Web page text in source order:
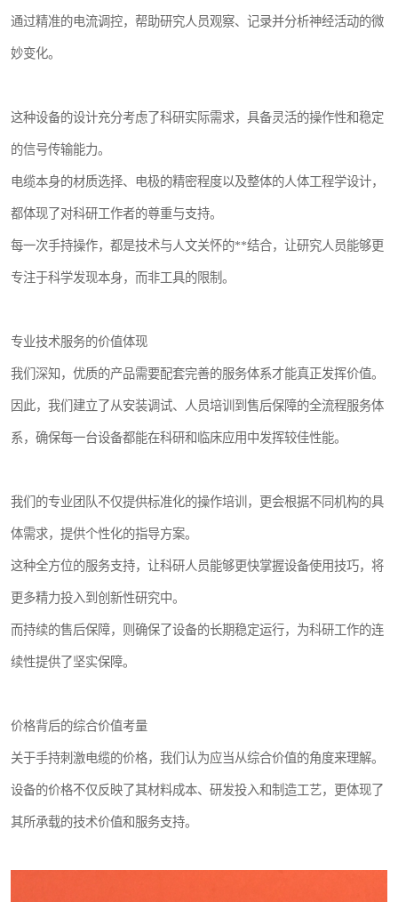
通过精准的电流调控，帮助研究人员观察、记录并分析神经活动的微
妙变化。
这种设备的设计充分考虑了科研实际需求，具备灵活的操作性和稳定
的信号传输能力。
电缆本身的材质选择、电极的精密程度以及整体的人体工程学设计，
都体现了对科研工作者的尊重与支持。
每一次手持操作，都是技术与人文关怀的**结合，让研究人员能够更
专注于科学发现本身，而非工具的限制。
专业技术服务的价值体现
我们深知，优质的产品需要配套完善的服务体系才能真正发挥价值。
因此，我们建立了从安装调试、人员培训到售后保障的全流程服务体
系，确保每一台设备都能在科研和临床应用中发挥较佳性能。
我们的专业团队不仅提供标准化的操作培训，更会根据不同机构的具
体需求，提供个性化的指导方案。
这种全方位的服务支持，让科研人员能够更快掌握设备使用技巧，将
更多精力投入到创新性研究中。
而持续的售后保障，则确保了设备的长期稳定运行，为科研工作的连
续性提供了坚实保障。
价格背后的综合价值考量
关于手持刺激电缆的价格，我们认为应当从综合价值的角度来理解。
设备的价格不仅反映了其材料成本、研发投入和制造工艺，更体现了
其所承载的技术价值和服务支持。